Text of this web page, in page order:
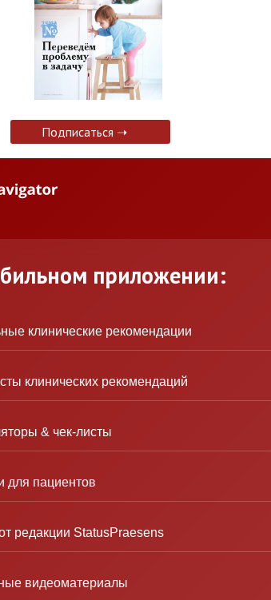
Подписаться ➝
приложении:
клинические рекомендации
клинических рекомендаций
& чек-листы
для пациентов
редакции StatusPraesens
видеоматериалы